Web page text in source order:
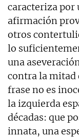
caracteriza por
afirmación
otros
lo
una
contra la mitad
frase no es
la izquierda
décadas: que
innata, una